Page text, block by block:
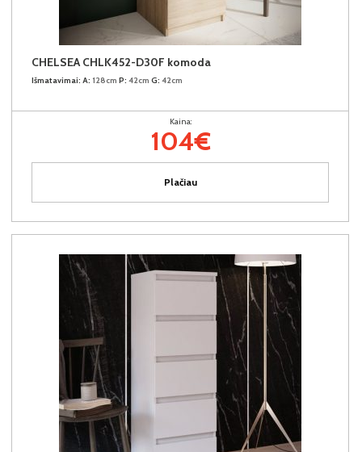
CHELSEA CHLK452-D30F komoda
Išmatavimai: A: 128cm P: 42cm G: 42cm
Kaina:
104€
Plačiau